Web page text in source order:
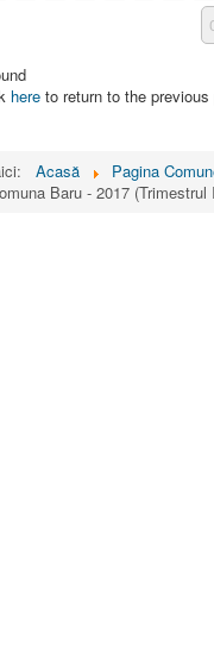
here to return to the previous
Acasă Pagina
Baru - 2017